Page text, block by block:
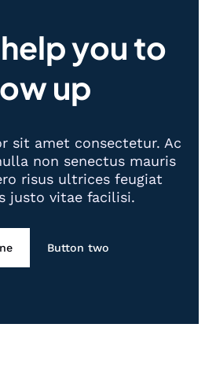
you to
up
sit amet consectetur. Ac
non senectus mauris
risus ultrices feugiat
justo vitae facilisi.
Button two